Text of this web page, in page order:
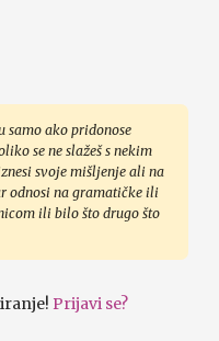
ako pridonose
se ne slažeš s nekim
svoje mišljenje ali na
odnosi na gramatičke ili
ili bilo što drugo što
Prijavi se?